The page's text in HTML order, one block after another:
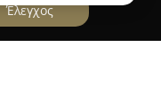
Έλεγχος